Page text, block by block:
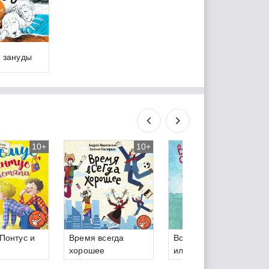
зануды
и
10+
Время всегда
хорошее
10+
Всего одиннадцать!
или Шуры-муры в
пятом Д